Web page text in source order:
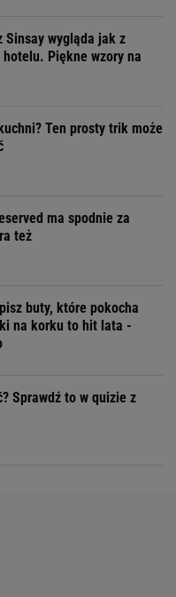
Sinsay wygląda jak z
Piękne wzory na
Ten prosty trik może
ma spodnie za
też
buty, które pokocha
na korku to hit lata -
Sprawdź to w quizie z